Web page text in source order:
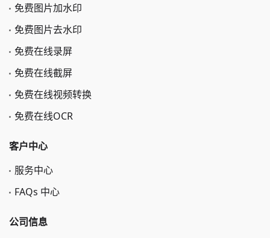
免费图片加水印
免费图片去水印
免费在线录屏
免费在线截屏
免费在线视频转换
免费在线OCR
客户中心
服务中心
FAQs 中心
公司信息